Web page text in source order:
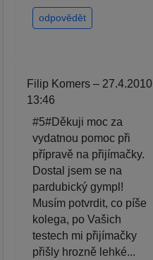
odpovědět
Filip Komers – 27.4.2010
13:46
#5#Děkuji moc za
vydatnou pomoc při
přípravě na přijímačky.
Dostal jsem se na
pardubický gympl!
Musím potvrdit, co píše
kolega, po Vašich
testech mi přijímačky
přišly hrozně lehké...